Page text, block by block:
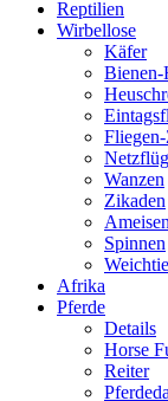
Reptilien
Wirbellose
Käfer
Wanzen
Zikaden
Ameisen
Spinnen
Afrika
Pferde
Details
Horse
Reiter